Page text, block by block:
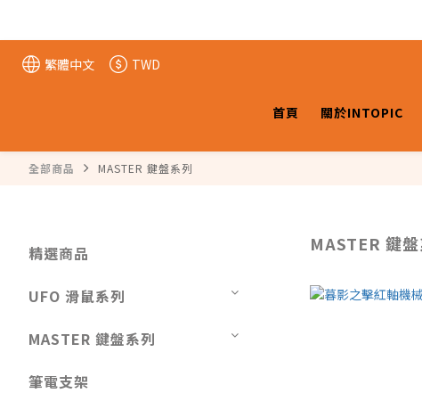
繁體中文 TWD
首頁 關於INTOPIC
全部商品 MASTER 鍵盤系列
精選商品
UFO 滑鼠系列
MASTER 鍵盤系列
筆電支架
MASTER 鍵